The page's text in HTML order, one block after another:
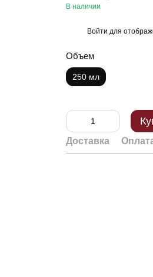
В наличии
Войти для
Объем
250 мл
Доставка